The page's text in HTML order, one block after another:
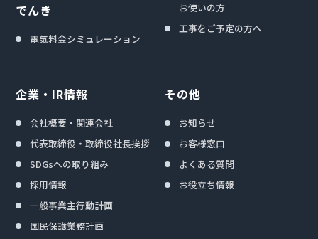
でんき
電気料金シミュレーション
お使いの方
工事をご予定の方へ
企業・IR情報
会社概要・関連会社
代表取締役・取締役社長挨拶
SDGsへの取り組み
採用情報
一般事業主行動計画
国民保護業務計画
その他
お知らせ
お客様窓口
よくある質問
お役立ち情報